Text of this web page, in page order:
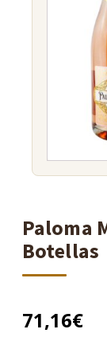
Paloma
Botellas
71,16€